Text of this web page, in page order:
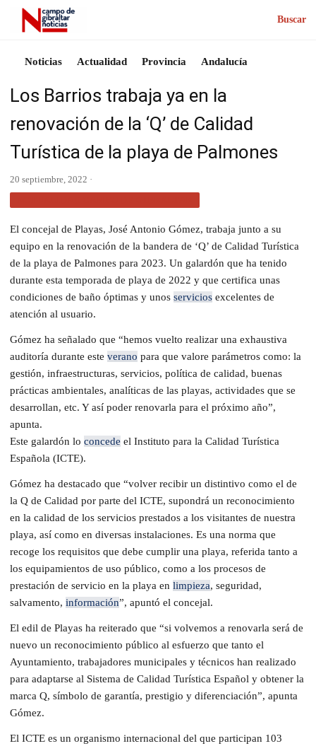
Buscar
Noticias Actualidad Provincia Andalucía
Los Barrios trabaja ya en la
renovación de la ‘Q’ de Calidad
Turística de la playa de Palmones
20 septiembre, 2022 ·
El concejal de Playas, José Antonio Gómez, trabaja junto a su
equipo en la renovación de la bandera de ‘Q’ de Calidad Turística
de la playa de Palmones para 2023. Un galardón que ha tenido
durante esta temporada de playa de 2022 y que certifica unas
condiciones de baño óptimas y unos servicios excelentes de
atención al usuario.
Gómez ha señalado que “hemos vuelto realizar una exhaustiva
auditoría durante este verano para que valore parámetros como: la
gestión, infraestructuras, servicios, política de calidad, buenas
prácticas ambientales, analíticas de las playas, actividades que se
desarrollan, etc. Y así poder renovarla para el próximo año”,
apunta.
Este galardón lo concede el Instituto para la Calidad Turística
Española (ICTE).
Gómez ha destacado que “volver recibir un distintivo como el de
la Q de Calidad por parte del ICTE, supondrá un reconocimiento
en la calidad de los servicios prestados a los visitantes de nuestra
playa, así como en diversas instalaciones. Es una norma que
recoge los requisitos que debe cumplir una playa, referida tanto a
los equipamientos de uso público, como a los procesos de
prestación de servicio en la playa en limpieza, seguridad,
salvamento, información”, apuntó el concejal.
El edil de Playas ha reiterado que “si volvemos a renovarla será de
nuevo un reconocimiento público al esfuerzo que tanto el
Ayuntamiento, trabajadores municipales y técnicos han realizado
para adaptarse al Sistema de Calidad Turística Español y obtener la
marca Q, símbolo de garantía, prestigio y diferenciación”, apunta
Gómez.
El ICTE es un organismo internacional del que participan 103